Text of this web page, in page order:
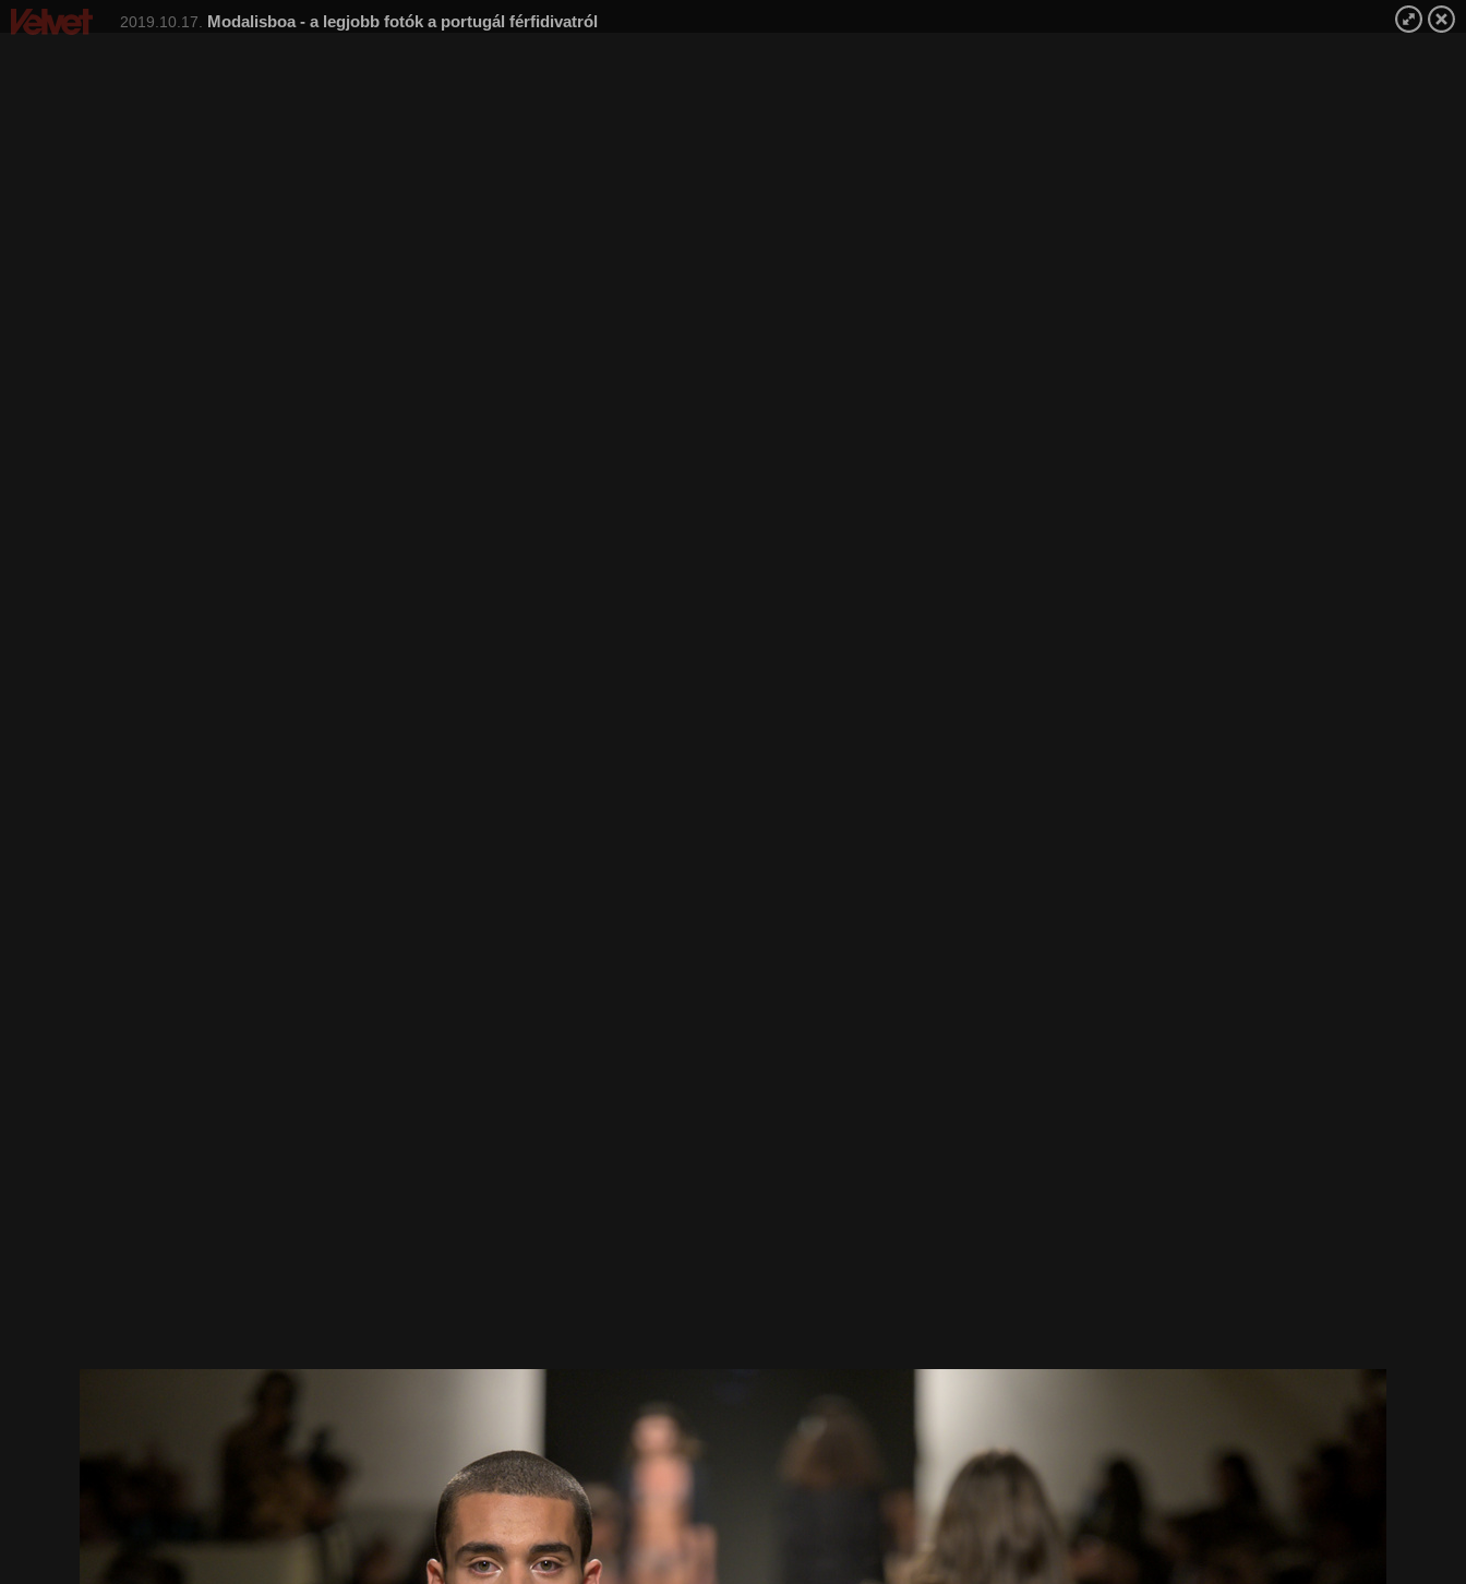
Modalisboa - a legjobb fotók a portugál férfidivatról
2019.10.17.